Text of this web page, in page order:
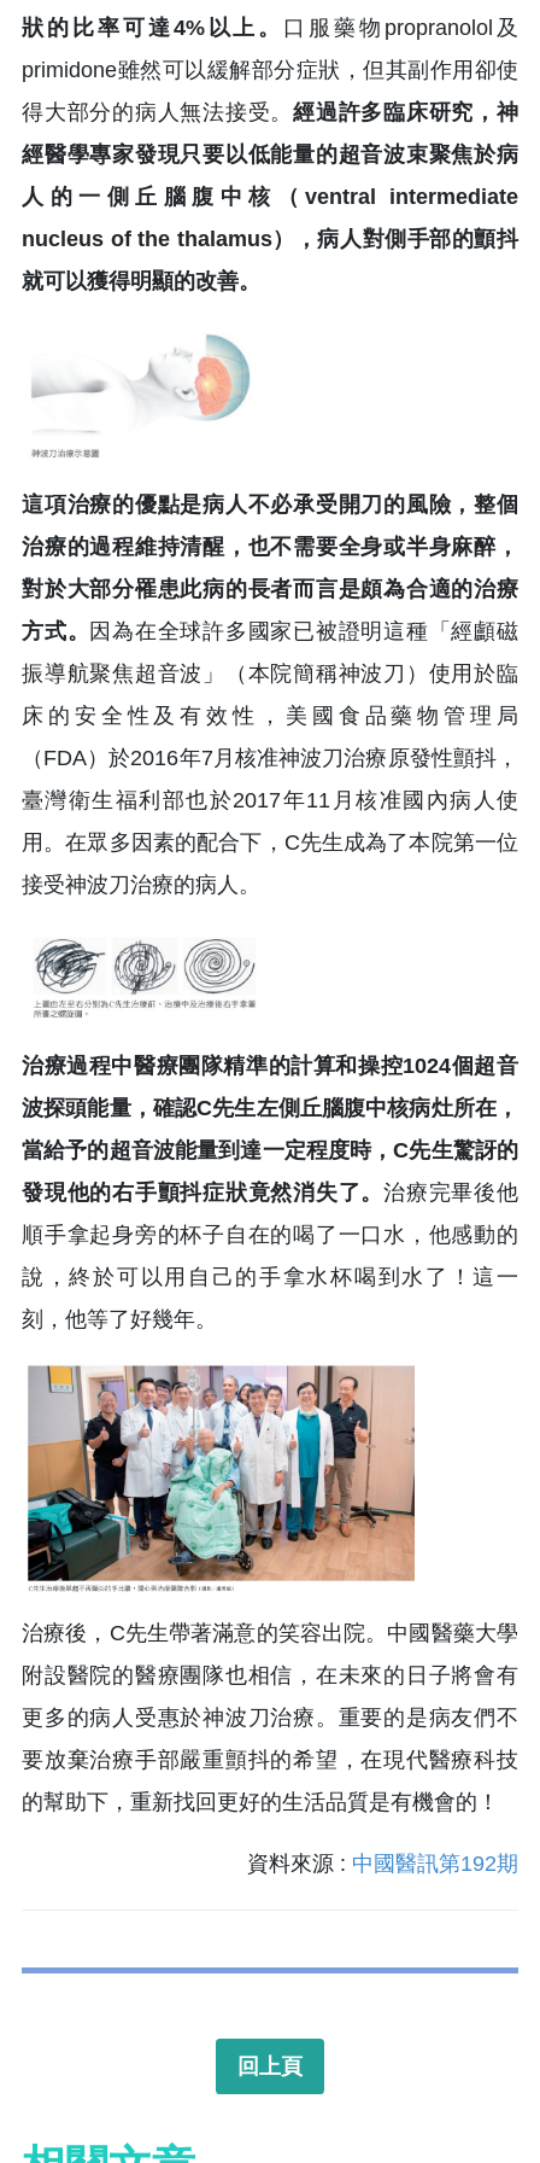
狀的比率可達4%以上。 口服藥物propranolol及
primidone雖然可以緩解部分症狀，但其副作用卻使
得大部分的病人無法接受。經過許多臨床研究，神
經醫學專家發現只要以低能量的超音波束聚焦於病
人的一側丘腦腹中核（ventral intermediate
nucleus of the thalamus），病人對側手部的顫抖
就可以獲得明顯的改善。
這項治療的優點是病人不必承受開刀的風險，整個
治療的過程維持清醒，也不需要全身或半身麻醉，
對於大部分罹患此病的長者而言是頗為合適的治療
方式。
因為在全球許多國家已被證明這種「經顱磁
振導航聚焦超音波」（本院簡稱神波刀）使用於臨
床的安全性及有效性，美國食品藥物管理局
（FDA）於2016年7月核准神波刀治療原發性顫抖，
臺灣衛生福利部也於2017年11月核准國內病人使
用。在眾多因素的配合下，C先生成為了本院第一位
接受神波刀治療的病人。
治療過程中醫療團隊精準的計算和操控1024個超音
波探頭能量，確認C先生左側丘腦腹中核病灶所在，
當給予的超音波能量到達一定程度時，C先生驚訝的
發現他的右手顫抖症狀竟然消失了。治療完畢後他
順手拿起身旁的杯子自在的喝了一口水，他感動的
說，終於可以用自己的手拿水杯喝到水了！這一
刻，他等了好幾年。
治療後，C先生帶著滿意的笑容出院。中國醫藥大學
附設醫院的醫療團隊也相信，在未來的日子將會有
更多的病人受惠於神波刀治療。重要的是病友們不
要放棄治療手部嚴重顫抖的希望，在現代醫療科技
的幫助下，重新找回更好的生活品質是有機會的！
資料來源 : 中國醫訊第192期
回上頁